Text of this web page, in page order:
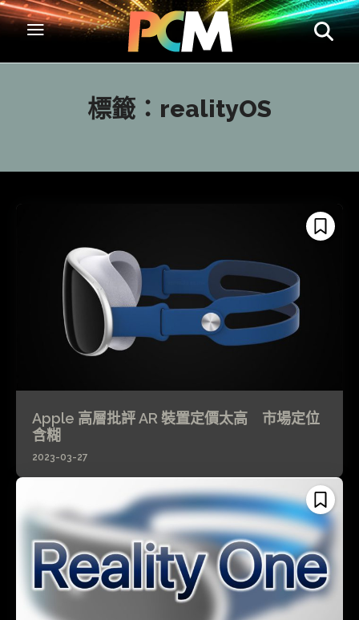
標籤： realityOS
Apple 高層批評 AR 裝置定價太高 市場定位
含糊
2023-03-27